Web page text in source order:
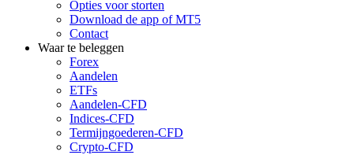
Opties voor storten
Download de app of MT5
Contact
Waar te beleggen
Forex
Aandelen
ETFs
Aandelen-CFD
Indices-CFD
Termijngoederen-CFD
Crypto-CFD